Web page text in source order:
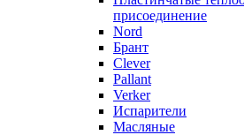
присоединение
Nord
Брант
Clever
Pallant
Verker
Испарители
Масляные